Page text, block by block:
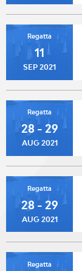
Regatta
11
SEP 2021
Regatta
28 - 29
AUG 2021
Regatta
28 - 29
AUG 2021
Regatta